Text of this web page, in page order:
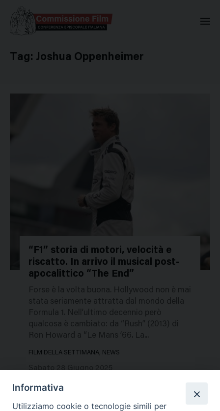
Tag: Joshua Oppenheimer
757873
“F1” storia di motori, velocità e
riscatto. In arrivo il musical post-
apocalittico “The End”
Forse è la volta buona. Hollywood non è mai
stata seriamente attratta dal mondo della
Formula 1. Nell’ultimo decennio però
qualcosa è cambiato: da “Rush” (2013) di
Ron Howard a “Le Mans ’66. La...
FILM DELLA SETTIMANA, NEWS
Informativa
Utilizziamo cookie o tecnologie simili per